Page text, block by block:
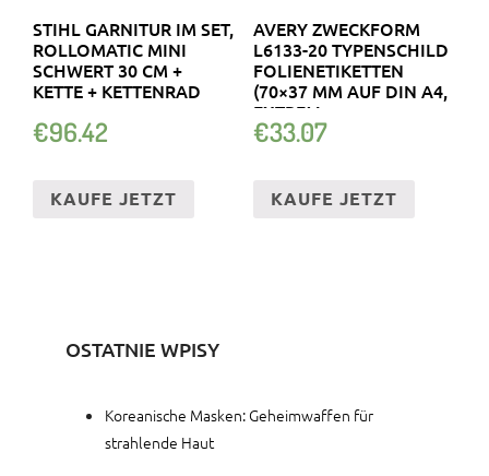
STIHL GARNITUR IM SET,
ROLLOMATIC MINI
SCHWERT 30 CM +
KETTE + KETTENRAD
€96.42
KAUFE JETZT
AVERY ZWECKFORM
L6133-20 TYPENSCHILD
FOLIENETIKETTEN
(70×37 MM AUF DIN A4,
EXTREM …
€33.07
KAUFE JETZT
OSTATNIE WPISY
Koreanische Masken: Geheimwaffen für
strahlende Haut